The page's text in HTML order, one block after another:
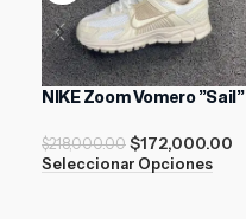
NIKE Zoom Vomero ”Sail”
$218,000.00 $172,000.00
Seleccionar Opciones